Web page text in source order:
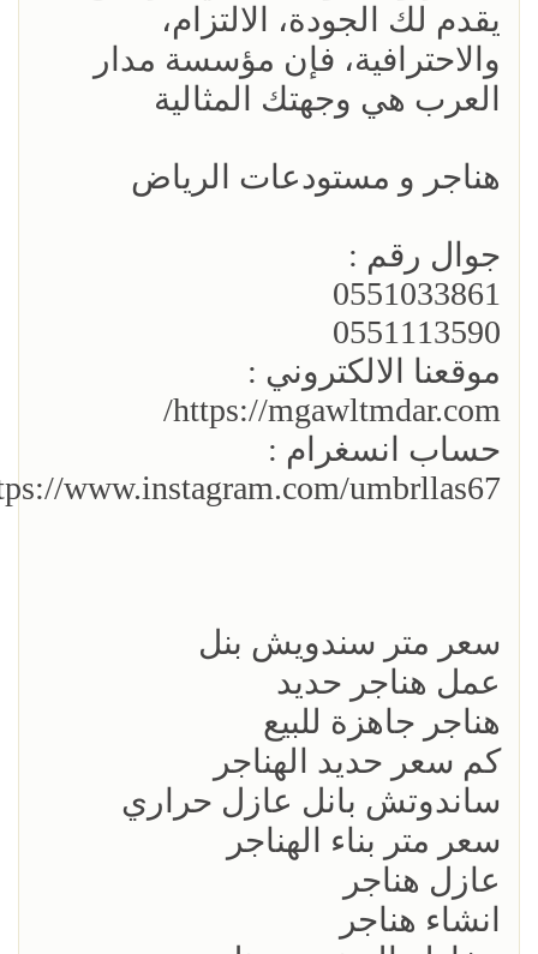
يقدم لك الجودة، الالتزام،
والاحترافية، فإن مؤسسة مدار
العرب هي وجهتك المثالية
هناجر و مستودعات الرياض
جوال رقم :
0551033861
0551113590
موقعنا الالكتروني :
https://mgawltmdar.com/
حساب انسغرام :
www.instagram.com/umbrllas67/
سعر متر سندويش بنل
عمل هناجر حديد
هناجر جاهزة للبيع
كم سعر حديد الهناجر
ساندوتش بانل عازل حراري
سعر متر بناء الهناجر
عازل هناجر
انشاء هناجر